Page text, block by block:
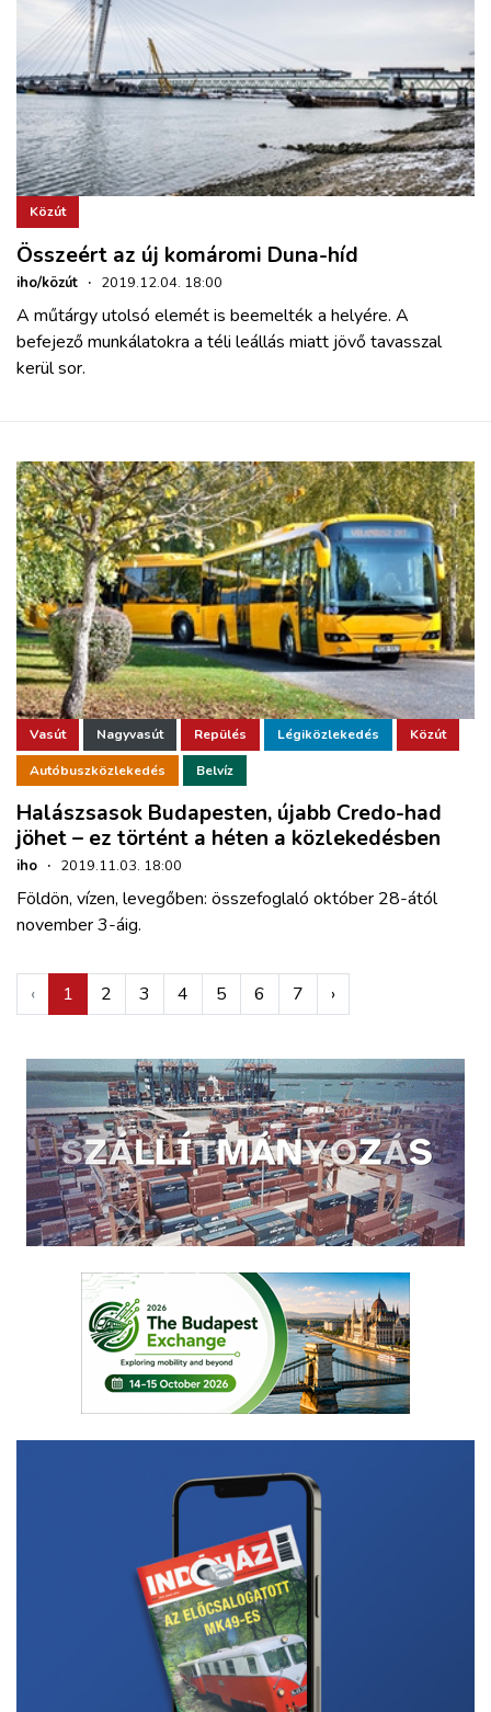
Közút
Összeért az új komáromi Duna-híd
iho/közút · 2019.12.04. 18:00
A műtárgy utolsó elemét is beemelték a helyére. A
befejező munkálatokra a téli leállás miatt jövő tavasszal
kerül sor.
Vasút Nagyvasút Repülés Légiközlekedés Közút
Autóbuszközlekedés Belvíz
Halászsasok Budapesten, újabb Credo-had
jöhet – ez történt a héten a közlekedésben
iho · 2019.11.03. 18:00
Földön, vízen, levegőben: összefoglaló október 28-ától
november 3-áig.
‹ 1 2 3 4 5 6 7 ›